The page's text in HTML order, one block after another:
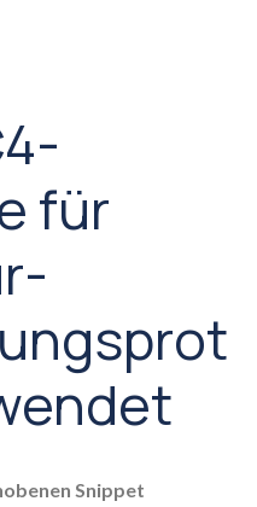
für
Snippet